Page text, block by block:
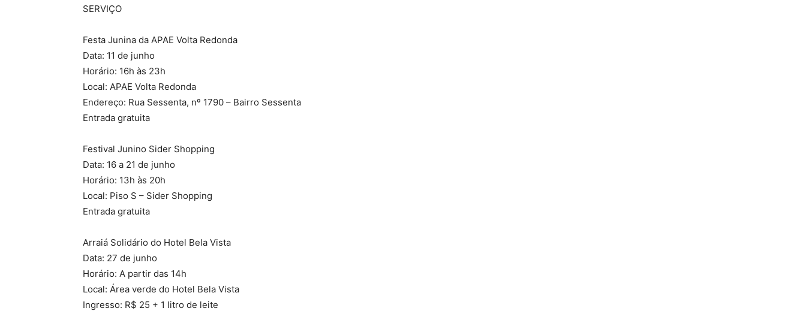
SERVIÇO
Festa Junina da APAE Volta Redonda
Data: 11 de junho
Horário: 16h às 23h
Local: APAE Volta Redonda
Endereço: Rua Sessenta, nº 1790 – Bairro Sessenta
Entrada gratuita
Festival Junino Sider Shopping
Data: 16 a 21 de junho
Horário: 13h às 20h
Local: Piso S – Sider Shopping
Entrada gratuita
Arraiá Solidário do Hotel Bela Vista
Data: 27 de junho
Horário: A partir das 14h
Local: Área verde do Hotel Bela Vista
Ingresso: R$ 25 + 1 litro de leite